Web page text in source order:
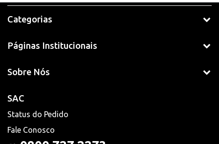
Categorias
Páginas Institucionais
Sobre Nós
SAC
Status do Pedido
Fale Conosco